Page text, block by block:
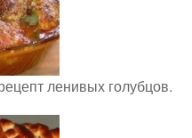
ленивых голубцов.